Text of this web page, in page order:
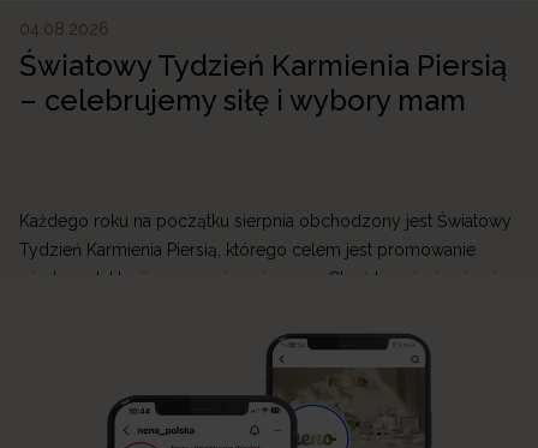
04.08.2026
Światowy Tydzień Karmienia Piersią
– celebrujemy siłę i wybory mam
Każdego roku na początku sierpnia obchodzony jest Światowy
Tydzień Karmienia Piersią, którego celem jest promowanie
wiedzy o laktacji oraz wspieranie mam. Choć karmienie piersią
mogą być wymagające. W Neno wierzymy, że każda mama
zasługuje na wsparcie, dlatego tworzymy produkty, które
ułatwiają przygodę z laktacją i sprawiają, że codzienne […]